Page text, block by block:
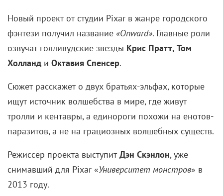
Новый проект от студии Pixar в жанре городского
фэнтези получил название «Onward». Главные роли
озвучат голливудские звезды Крис Пратт, Том
Холланд и Октавия Спенсер.
Сюжет расскажет о двух братьях-эльфах, которые
ищут источник волшебства в мире, где живут
тролли и кентавры, а единороги похожи на енотов-
паразитов, а не на грациозных волшебных существ.
Режиссёр проекта выступитДэн Скэнлон, уже
снимавший для Pixar «Университет монстров» в
2013 году.